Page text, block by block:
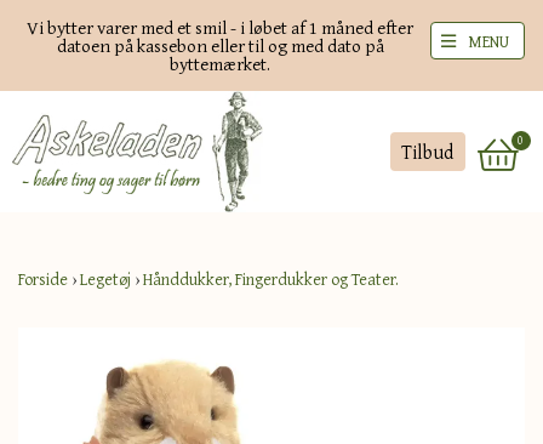
Vi bytter varer med et smil - i løbet af 1 måned efter
datoen på kassebon eller til og med dato på
byttemærket.
Tilbud 0
MENU
Forside ›Legetøj ›Hånddukker, Fingerdukker og Teater.